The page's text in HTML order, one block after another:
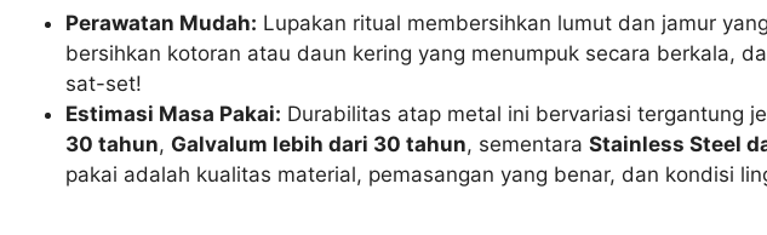
Perawatan Mudah: Lupakan ritual membersihkan lumut dan jamur
bersihkan kotoran atau daun kering yang menumpuk secara berkala,
sat-set!
Estimasi Masa Pakai: Durabilitas atap metal ini bervariasi tergantung
30 tahun, Galvalum lebih dari 30 tahun, sementaraStainless Steel
pakai adalah kualitas material, pemasangan yang benar, dan kondisi